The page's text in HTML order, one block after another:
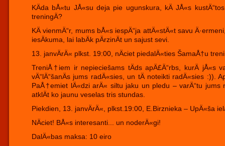
KÄda bÅ«tu JÅ«su deja pie ugunskura, kÄ JÅ«s
treningÄ?
KÄ vienmÄ“r, mums bÅ«s iespÄ“ja attÄ«stÄ«t savu
iesÄkuma, lai labÄk pÄrzinÄt un sajust sevi.
13. janvÄrÄ« plkst. 19:00, nÄciet piedalÄ«ties ŠamaÅ†u
TreniÅ†iem ir nepieciešams tÄds apÄ£Ä“rbs, kurÄ jÅ«s
vÄ“lÄ“šanÄs jums radÄ«sies, un tÄ noteikti radÄ«sies :)).
PaÅ†emiet lÄ«dzi arÄ« siltu jaku un pledu – varÄ“tu jums
atklÄt ko jaunu veselas tris stundas.
Piekdien, 13. janvÄrÄ«, plkst.19:00, E.Birznieka – UpÄ«ša
NÄciet! BÅ«s interesanti... un noderÄ«gi!
DalÄ«bas maksa: 10 eiro